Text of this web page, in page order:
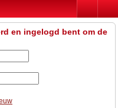
en ingelogd bent om de